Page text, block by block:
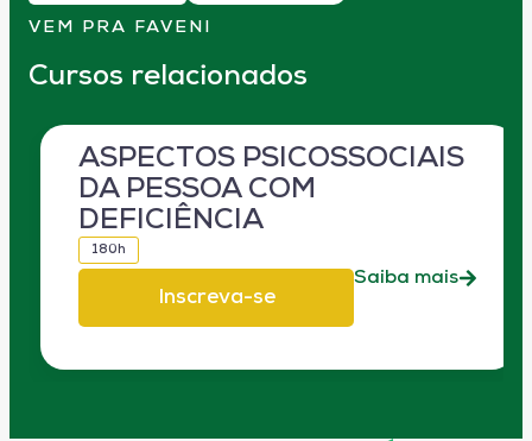
VEM PRA FAVENI
Cursos relacionados
ASPECTOS PSICOSSOCIAIS
DA PESSOA COM
DEFICIÊNCIA
180h
Inscreva-se
Saiba mais